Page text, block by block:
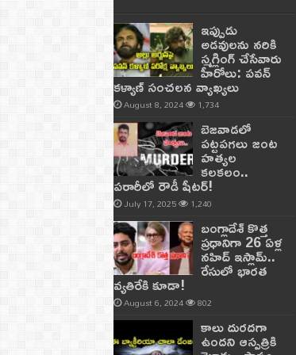
ఇప్పుడు
అడవులను నరికి
స్మగ్లింగ్ చేసేవారు
హీరోలు: పవన్
కళ్యాణ్ సంచలన వ్యాఖ్యలు
August 8, 2024 1,734
బెజవాడలో
పట్టపగలు జంట
హత్యల
కలకలం..
పరారీలో రౌడీ షీటర్‌!
July 17, 2025 1,240
బంగ్లాదేశ్ కొత్త
ప్రధానిగా 26 ఏళ్ల
నహిద్ ఇస్లామ్..
రేసులో భారత
వ్యతిరేకి కూడా!
August 6, 2024 802
కాలు దురదగా
ఉందని ఆస్పత్రికి